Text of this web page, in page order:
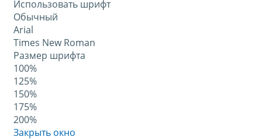
Использовать шрифт
Обычный
Arial
Times New Roman
Размер шрифта
100%
125%
150%
175%
200%
Закрыть окно